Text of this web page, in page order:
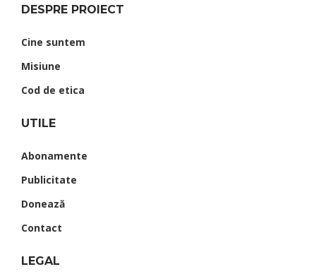
DESPRE PROIECT
Cine suntem
Misiune
Cod de etica
UTILE
Abonamente
Publicitate
Donează
Contact
LEGAL